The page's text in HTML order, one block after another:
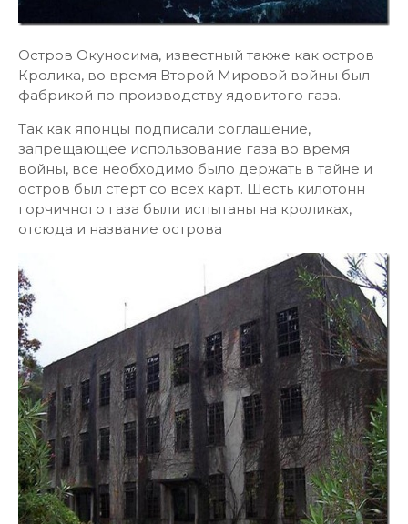
Остров Окуносима, известный также как остров
Кролика, во время Второй Мировой войны был
фабрикой по производству ядовитого газа.
Так как японцы подписали соглашение,
запрещающее использование газа во время
войны, все необходимо было держать в тайне и
остров был стерт со всех карт. Шесть килотонн
горчичного газа были испытаны на кроликах,
отсюда и название острова